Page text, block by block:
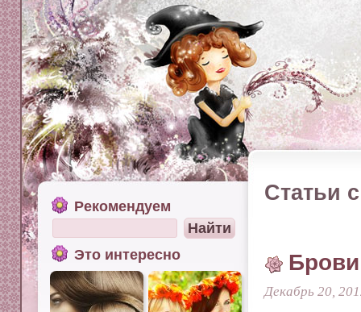
Статьи
Брови
Декабрь 20,
Рекомендуем
Это интересно